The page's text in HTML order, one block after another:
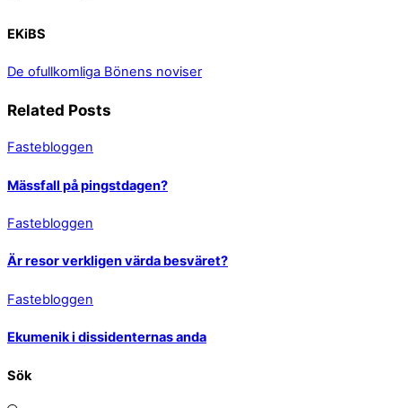
EKiBS
De ofullkomliga Bönens noviser
Related Posts
Fastebloggen
Mässfall på pingstdagen?
Fastebloggen
Är resor verkligen värda besväret?
Fastebloggen
Ekumenik i dissidenternas anda
Sök